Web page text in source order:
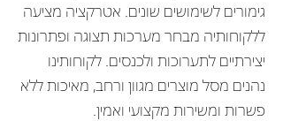
גימורים לשימושים שונים. אטרקציה מציעה
ללקוחותיה מבחר מערכות תצוגה ופתרונות
יצירתיים לתערוכות ולכנסים. לקוחותינו
נהנים מסל מוצרים מגוון ורחב, מאיכות ללא
פשרות ומשירות מקצועי ואמין.